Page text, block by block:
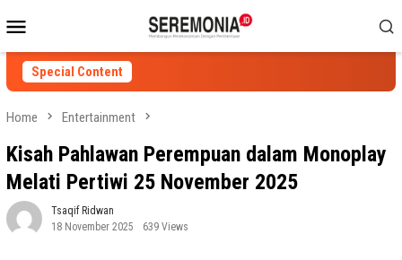
to
contentMenu
Special Content
Home Entertainment
Kisah Pahlawan Perempuan dalam Monoplay
Melati Pertiwi 25 November 2025
Tsaqif Ridwan
18 November 2025
639 Views